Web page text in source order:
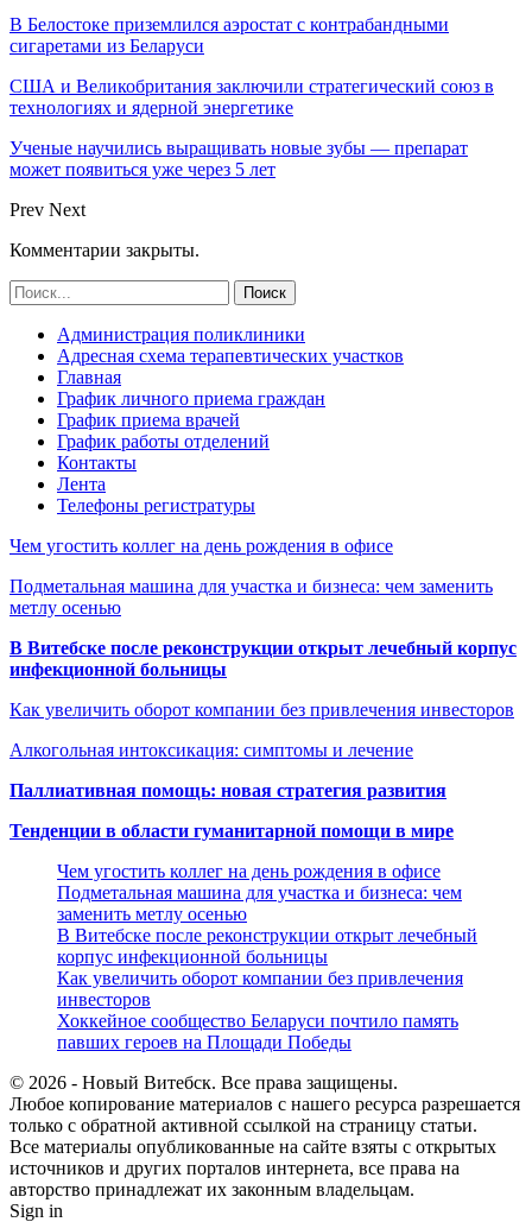
В Белостоке приземлился аэростат с контрабандными
сигаретами из Беларуси
США и Великобритания заключили стратегический союз в
технологиях и ядерной энергетике
Ученые научились выращивать новые зубы — препарат
может появиться уже через 5 лет
Prev Next
Комментарии закрыты.
Администрация поликлиники
Адресная схема терапевтических участков
Главная
График личного приема граждан
График приема врачей
График работы отделений
Контакты
Лента
Телефоны регистратуры
Чем угостить коллег на день рождения в офисе
Подметальная машина для участка и бизнеса: чем заменить
метлу осенью
В Витебске после реконструкции открыт лечебный корпус
инфекционной больницы
Как увеличить оборот компании без привлечения инвесторов
Алкогольная интоксикация: симптомы и лечение
Паллиативная помощь: новая стратегия развития
Тенденции в области гуманитарной помощи в мире
Чем угостить коллег на день рождения в офисе
Подметальная машина для участка и бизнеса: чем
заменить метлу осенью
В Витебске после реконструкции открыт лечебный
корпус инфекционной больницы
Как увеличить оборот компании без привлечения
инвесторов
Хоккейное сообщество Беларуси почтило память
павших героев на Площади Победы
© 2026 - Новый Витебск. Все права защищены.
Любое копирование материалов с нашего ресурса разрешается
только с обратной активной ссылкой на страницу статьи.
Все материалы опубликованные на сайте взяты с открытых
источников и других порталов интернета, все права на
авторство принадлежат их законным владельцам.
Sign in